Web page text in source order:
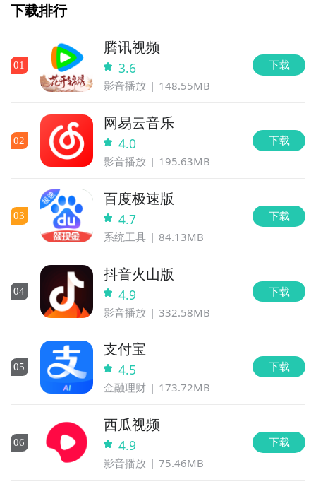
下载排行
01
腾讯视频
3.6
影音播放 148.55MB
下载
02
网易云音乐
4.0
影音播放 195.63MB
下载
03
百度极速版
4.7
系统工具 84.13MB
下载
04
抖音火山版
4.9
影音播放 332.58MB
下载
05
支付宝
4.5
金融理财 173.72MB
下载
06
西瓜视频
4.9
影音播放 75.46MB
下载